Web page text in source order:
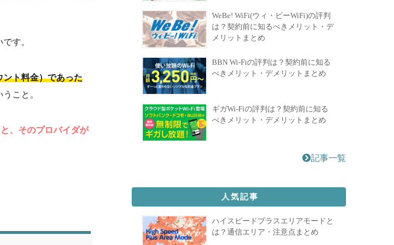
す。
ント料金）であった
うこと。
、そのプロバイダが
WeBe! WiFi(ウィ・ビーWiFi)の評判
は？契約前に知るべきメリット・デ
メリットまとめ
BBN Wi-Fiの評判は？契約前に知る
べきメリット・デメリットまとめ
ギガWi-Fiの評判は？契約前に知る
べきメリット・デメリットまとめ
記事一覧
人気記事
ハイスピードプラスエリアモードと
は？通信エリア・注意点まとめ